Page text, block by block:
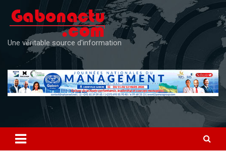
content
Une véritable source d'information